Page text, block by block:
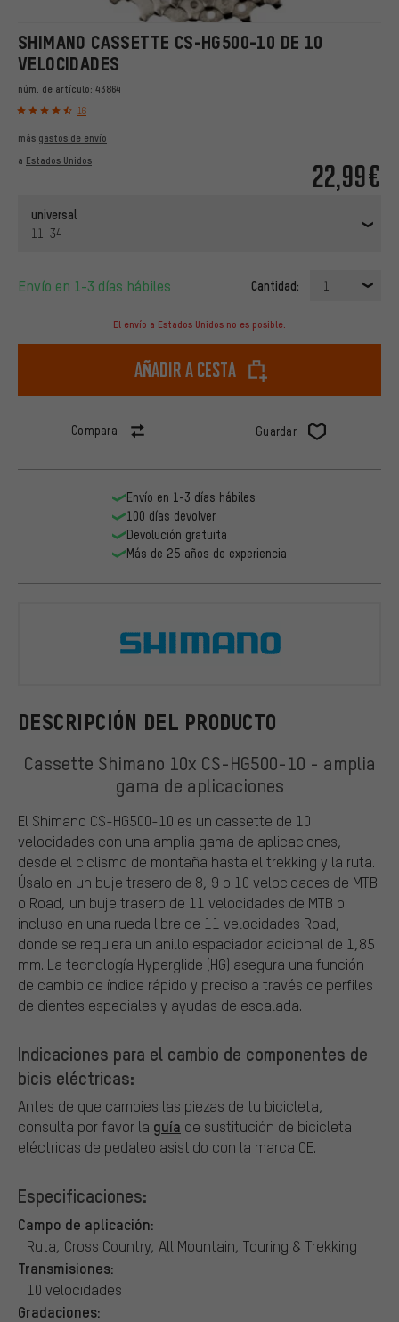
SHIMANO CASSETTE CS-HG500-10 DE 10
VELOCIDADES
núm. de artículo: 43864
16
22,99€
más gastos de envío
a Estados Unidos
universal
11-34
Envío en 1-3 días hábiles Cantidad: 1
El envío a Estados Unidos no es posible.
Añadir a cesta
Compara Guardar
DESCRIPCIÓN DEL PRODUCTO
Cassette Shimano 10x CS-HG500-10 - amplia
gama de aplicaciones
El Shimano CS-HG500-10 es un cassette de 10
velocidades con una amplia gama de aplicaciones,
desde el ciclismo de montaña hasta el trekking y la ruta.
Úsalo en un buje trasero de 8, 9 o 10 velocidades de MTB
o Road, un buje trasero de 11 velocidades de MTB o
incluso en una rueda libre de 11 velocidades Road,
donde se requiera un anillo espaciador adicional de 1,85
mm. La tecnología Hyperglide (HG) asegura una función
de cambio de índice rápido y preciso a través de perfiles
de dientes especiales y ayudas de escalada.
Indicaciones para el cambio de componentes de
bicis eléctricas:
Antes de que cambies las piezas de tu bicicleta,
consulta por favor la guía de sustitución de bicicleta
eléctricas de pedaleo asistido con la marca CE.
Especificaciones:
Campo de aplicación:
Ruta, Cross Country, All Mountain, Touring & Trekking
Transmisiones:
10 velocidades
Gradaciones:
Envío en 1-3 días hábiles
100 días devolver
Devolución gratuita
Más de 25 años de experiencia
Shimano